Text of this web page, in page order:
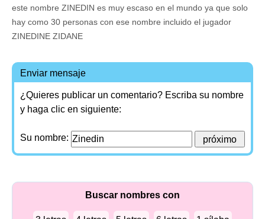
este nombre ZINEDIN es muy escaso en el mundo ya que solo
hay como 30 personas con ese nombre incluido el jugador
ZINEDINE ZIDANE
Enviar mensaje
¿Quieres publicar un comentario? Escriba su nombre
y haga clic en siguiente:
Su nombre:
Buscar nombres con